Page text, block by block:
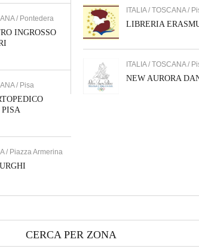
/ Pontedera
INGROSSO
/ Pisa
/ Piazza Armerina
ITALIA / TOSCANA /
LIBRERIA
ITALIA / TOSCANA /
NEW AURORA
CERCA PER ZONA